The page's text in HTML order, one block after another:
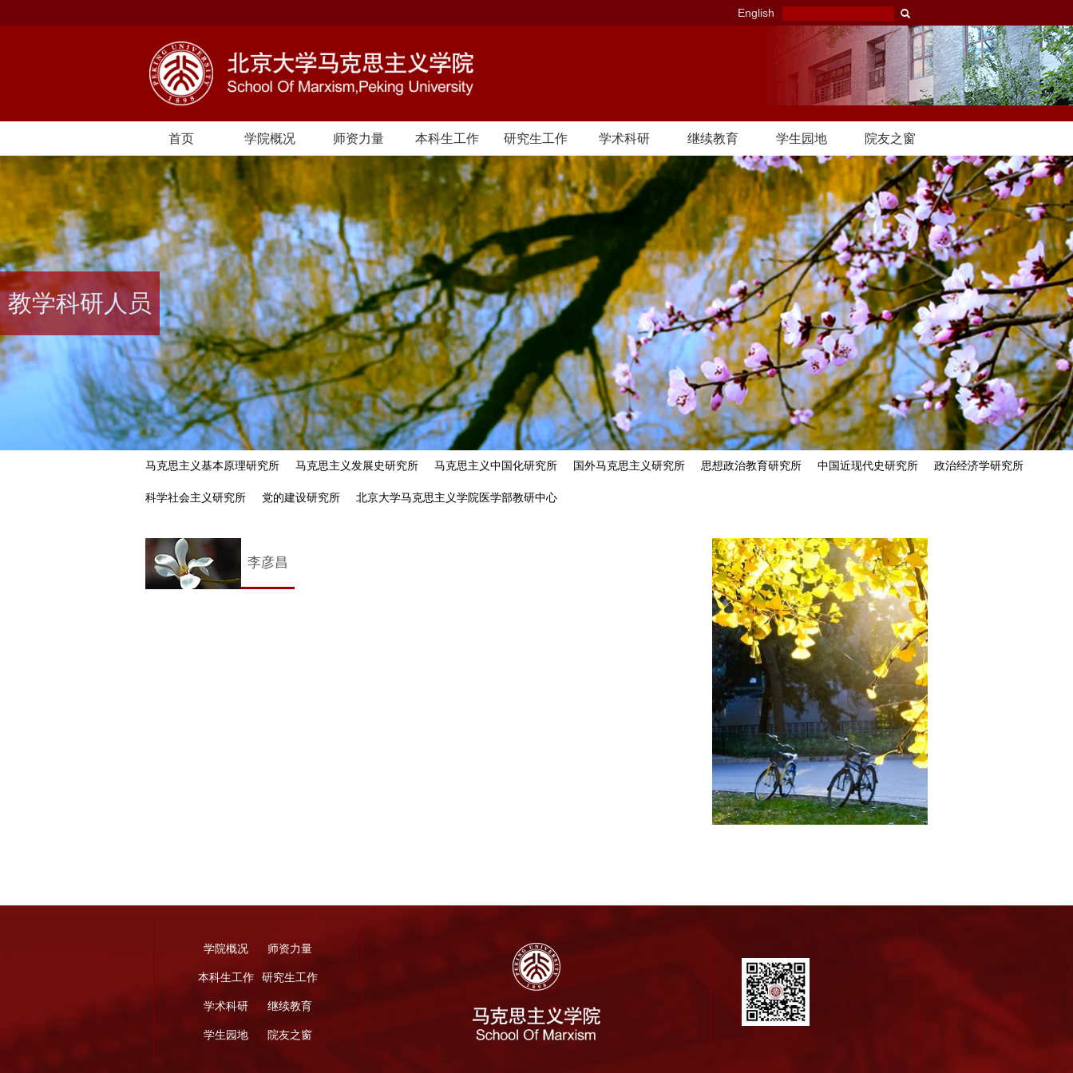
English
首页 学院概况 师资力量 本科生工作 研究生工作 学术科研 继续教育 学生园地 院友之窗
教学科研人员
马克思主义基本原理研究所 马克思主义发展史研究所 马克思主义中国化研究所 国外马克思主义研究所 思想政治教育研究所 中国近现代史研究所 政治经济学研究所
科学社会主义研究所 党的建设研究所 北京大学马克思主义学院医学部教研中心
李彦昌
学院概况 师资力量
本科生工作 研究生工作
学术科研 继续教育
学生园地 院友之窗